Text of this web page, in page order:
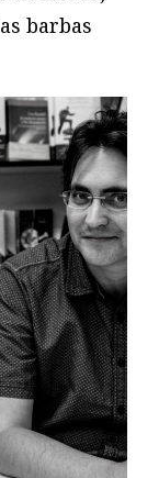
barbas